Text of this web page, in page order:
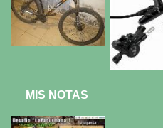
MIS NOTAS